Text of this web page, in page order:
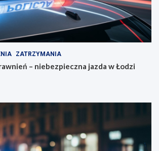
ZATRZYMANIA
– niebezpieczna jazda w Łodzi